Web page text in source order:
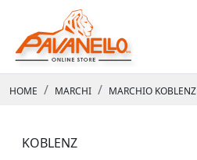
HOME MARCHI MARCHIO KOBLENZ
KOBLENZ